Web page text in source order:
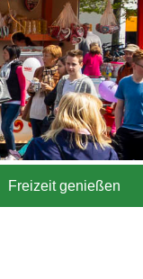
Freizeit genießen